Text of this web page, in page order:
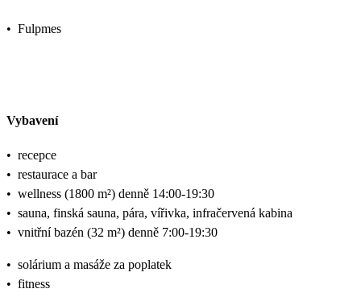
• Fulpmes
Vybavení
• recepce
• restaurace a bar
• wellness (1800 m²) denně 14:00-19:30
• sauna, finská sauna, pára, vířivka, infračervená kabina
• vnitřní bazén (32 m²) denně 7:00-19:30
• solárium a masáže za poplatek
• fitness